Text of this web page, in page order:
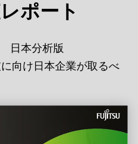
ポート
日本分析版
向け日本企業が取るべ